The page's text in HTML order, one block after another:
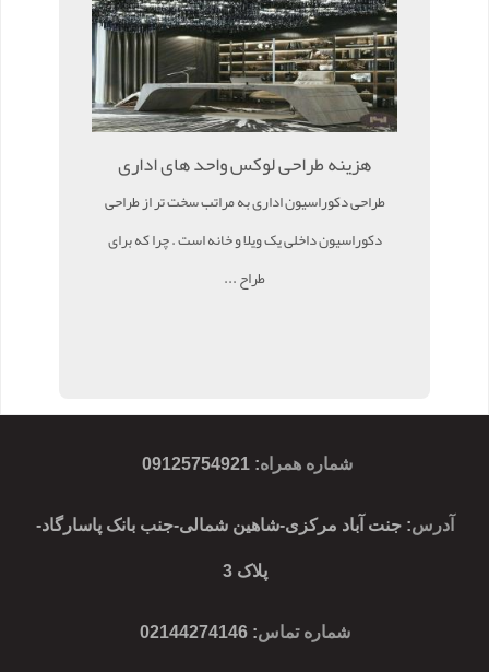
هزینه طراحی لوکس واحد های اداری
طراحی دکوراسیون اداری به مراتب سخت تر از طراحی
دکوراسیون داخلی یک ویلا و خانه است . چرا که برای
طراح ...
شماره همراه:
09125754921
آدرس: جنت آباد مرکزی-شاهین شمالی-جنب بانک پاسارگاد-
پلاک 3
شماره تماس: 02144274146